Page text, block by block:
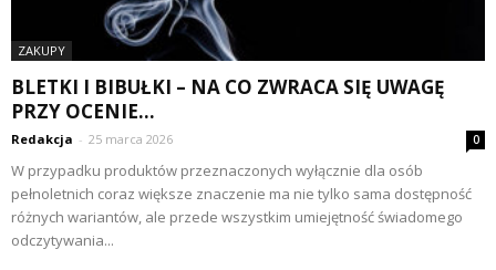
ZAKUPY
BLETKI I BIBUŁKI – NA CO ZWRACA SIĘ UWAGĘ
PRZY OCENIE...
Redakcja - 25 marca 2026 0
W przypadku produktów przeznaczonych wyłącznie dla osób
pełnoletnich coraz większe znaczenie ma nie tylko sama dostępność
różnych wariantów, ale przede wszystkim umiejętność świadomego
odczytywania...